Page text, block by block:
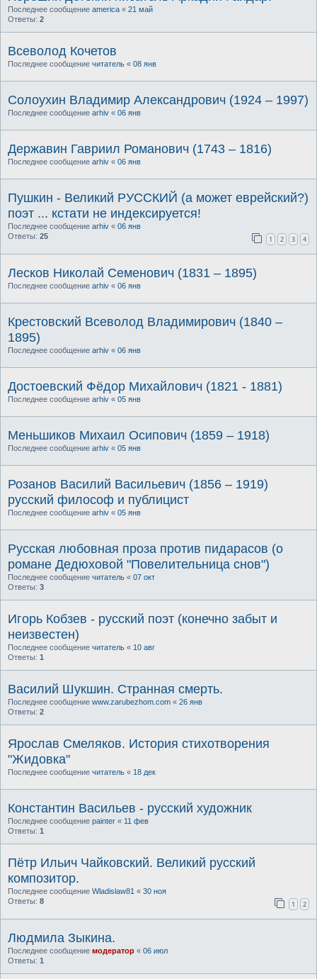
Последнее сообщение america « 21 май
Ответы: 2
Всеволод Кочетов
Последнее сообщение читатель « 08 янв
Солоухин Владимир Александрович (1924 – 1997)
Последнее сообщение arhiv « 06 янв
Державин Гавриил Романович (1743 – 1816)
Последнее сообщение arhiv « 06 янв
Пушкин - Великий РУССКИЙ (а может еврейский?)
поэт ... кстати не индексируется!
Последнее сообщение arhiv « 06 янв
Ответы: 25 1 2 3 4
Лесков Николай Семенович (1831 – 1895)
Последнее сообщение arhiv « 06 янв
Крестовский Всеволод Владимирович (1840 –
1895)
Последнее сообщение arhiv « 06 янв
Достоевский Фёдор Михайлович (1821 - 1881)
Последнее сообщение arhiv « 05 янв
Меньшиков Михаил Осипович (1859 – 1918)
Последнее сообщение arhiv « 05 янв
Розанов Василий Васильевич (1856 – 1919)
русский философ и публицист
Последнее сообщение arhiv « 05 янв
Русская любовная проза против пидарасов (о
романе Дедюховой "Повелительница снов")
Последнее сообщение читатель « 07 окт
Ответы: 3
Игорь Кобзев - русский поэт (конечно забыт и
неизвестен)
Последнее сообщение читатель « 10 авг
Ответы: 1
Василий Шукшин. Странная смерть.
Последнее сообщение www.zarubezhom.com « 26 янв
Ответы: 2
Ярослав Смеляков. История стихотворения
"Жидовка"
Последнее сообщение читатель « 18 дек
Константин Васильев - русский художник
Последнее сообщение painter « 11 фев
Ответы: 1
Пётр Ильич Чайковский. Великий русский
композитор.
Последнее сообщение Wladislaw81 « 30 ноя
Ответы: 8 1 2
Людмила Зыкина.
Последнее сообщение модератор « 06 июл
Ответы: 1